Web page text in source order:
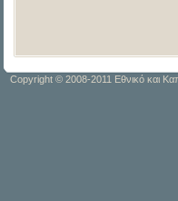
Copyright © 2008-2011 Εθνικό και